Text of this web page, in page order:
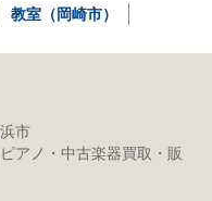
教室（岡崎市）
市
アノ・中古楽器買取・販